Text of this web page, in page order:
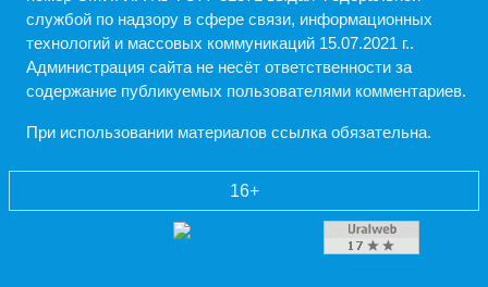
службой по надзору в сфере связи, информационных
технологий и массовых коммуникаций 15.07.2021 г..
Администрация cайта не несёт ответственности за
содержание публикуемых пользователями комментариев.
При использовании материалов ссылка обязательна.
16+